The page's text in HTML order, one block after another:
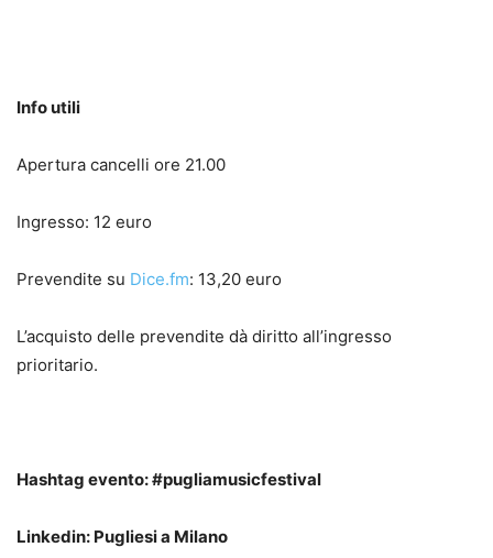
Info utili
Apertura cancelli ore 21.00
Ingresso: 12 euro
Prevendite su Dice.fm: 13,20 euro
L’acquisto delle prevendite dà diritto all’ingresso
prioritario.
Hashtag evento: #pugliamusicfestival
Linkedin: Pugliesi a Milano